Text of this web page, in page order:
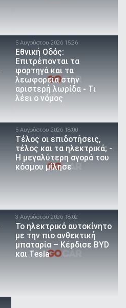
5 Αυγούστου 2026 15:36
Εθνική Οδός:
Επιτρέπονται τα
φορτηγά και τα
λεωφορεία στην
αριστερή λωρίδα - Τι
λέει ο νόμος
5 Αυγούστου 2026 18:00
Τέλος οι επιδοτήσεις,
τέλος και τα ηλεκτρικά; -
Η μεγαλύτερη αγορά του
κόσμου μίλησε
3 Αυγούστου 2026 18:02
Το ηλεκτρικό αυτοκίνητο
με την πιο ανθεκτική
μπαταρία – Κέρδισε BYD
και Tesla